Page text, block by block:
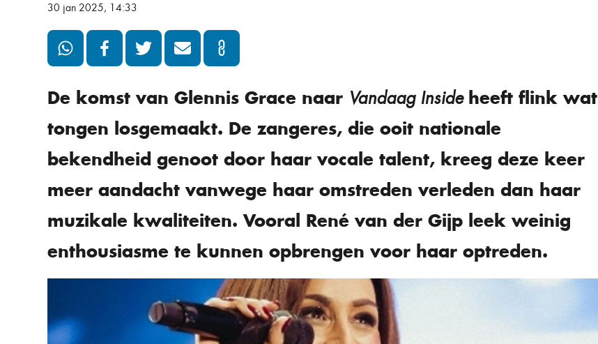
30 jan 2025, 14:33
De komst van Glennis Grace naar Vandaag Insideheeft flink wat
tongen losgemaakt. De zangeres, die ooit nationale
bekendheid genoot door haar vocale talent, kreeg deze keer
meer aandacht vanwege haar omstreden verleden dan haar
muzikale kwaliteiten. Vooral René van der Gijp leek weinig
enthousiasme te kunnen opbrengen voor haar optreden.